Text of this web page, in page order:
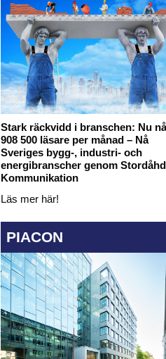
Stark räckvidd i branschen: Nu
908 500 läsare per månad – Nå
Sveriges bygg-, industri- och
energibranscher genom Stordåhd
Kommunikation
Läs mer här!
PIACON